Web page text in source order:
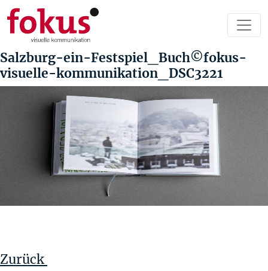
Salzburg-ein-Festspiel_Buch©fokus-
visuelle-kommunikation_DSC3221
Zurück